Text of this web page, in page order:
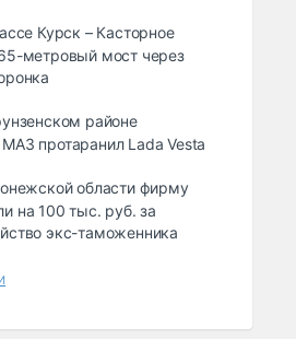
Курск – Касторное
метровый мост через
районе
протаранил Lada Vesta
области фирму
на 100 тыс. руб. за
экс-таможенника